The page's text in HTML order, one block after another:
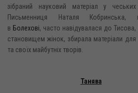
зібраний науковий матеріал у чеських
Письменниця Наталя Кобринська,
в Болехові, часто навідувалася до Тисова,
становищем жінок, збирала матеріали
та своїх майбутніх творів.
Танява